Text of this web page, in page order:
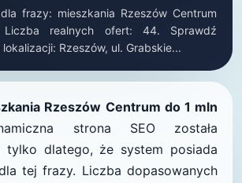
frazy: mieszkania Rzeszów Centrum
realnych ofert: 44. Sprawdź
Rzeszów, ul. Grabskie...
Rzeszów Centrum do 1 mln
strona SEO została
tylko dlatego, że system posiada
tej frazy. Liczba dopasowanych